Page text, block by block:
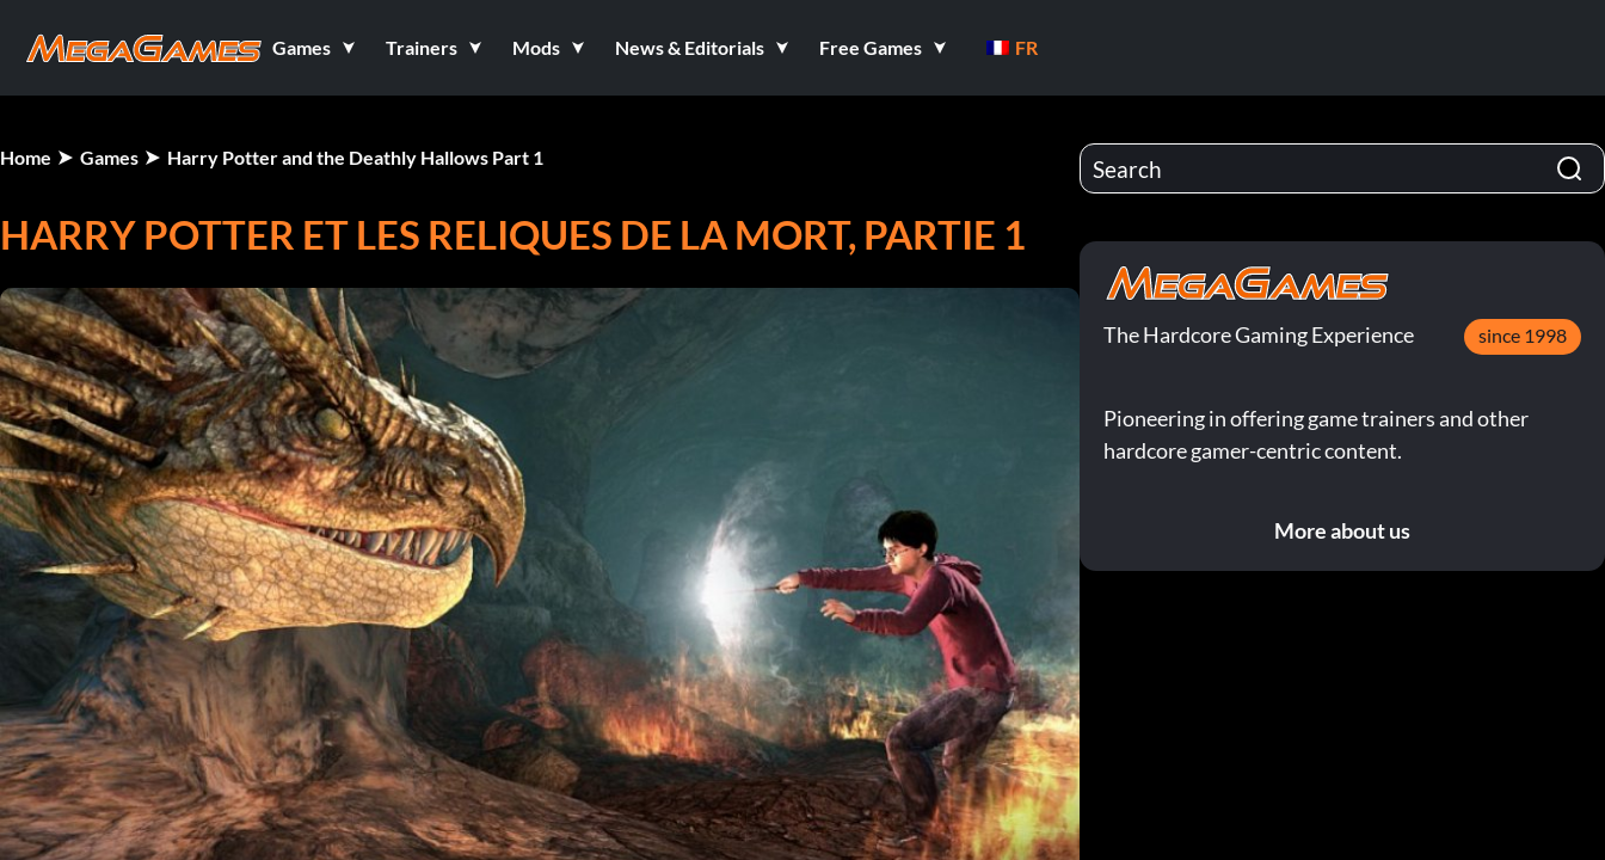
Games Trainers Mods News & Editorials Free Games FR
Home Games Harry Potter and the Deathly Hallows Part 1
HARRY POTTER ET LES RELIQUES DE LA MORT, PARTIE 1
The Hardcore Gaming Experience since 1998
Pioneering in offering game trainers and other
hardcore gamer-centric content.
More about us